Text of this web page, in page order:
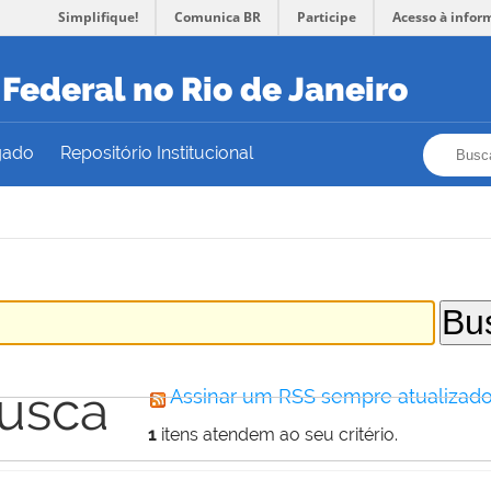
Simplifique! Comunica BR Participe Acesso à
no Rio de Janeiro
Repositório Institucional
Assinar um RSS sempre
1itens atendem ao seu critério.